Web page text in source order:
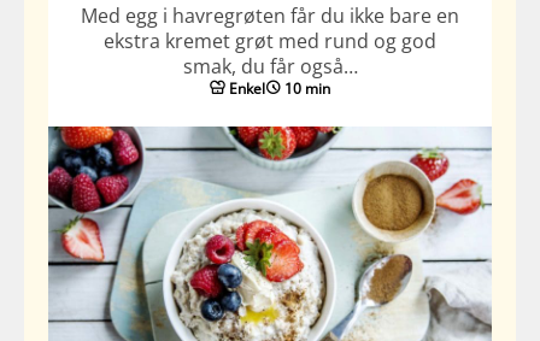
Med egg i havregrøten får du ikke bare en
ekstra kremet grøt med rund og god
smak, du får også…
Enkel 10 min